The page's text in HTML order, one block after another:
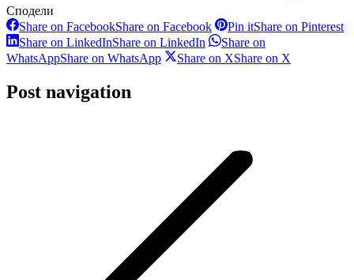
Сподели
Share on FacebookShare on Facebook Pin itShare on Pinterest
Share on LinkedInShare on LinkedIn
Share on
WhatsAppShare on WhatsApp Share on XShare on X
Post navigation